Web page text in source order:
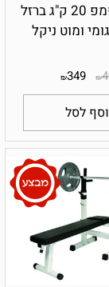
סט בודי פמפ 20 ק"ג ברזל
ומוט ניקל
₪
₪349
לסל